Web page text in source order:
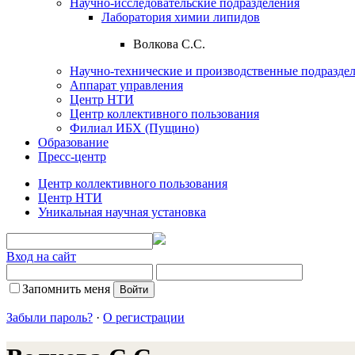
Лаборатория химии липидов
Волкова С.С.
Научно-технические и производственные
Аппарат управления
Центр НТИ
Центр коллективного пользования
Филиал ИБХ (Пущино)
Образование
Пресс-центр
Центр коллективного пользования
Центр НТИ
Уникальная научная установка
Вход на сайт
Запомнить меня
Забыли пароль? · О регистрации